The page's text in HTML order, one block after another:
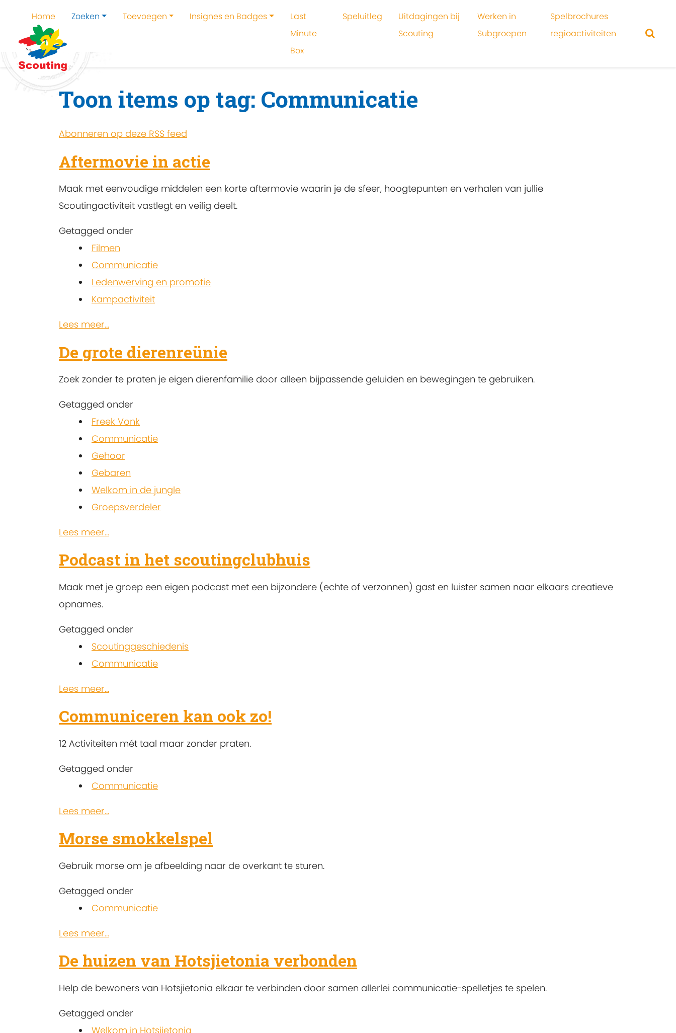
Home Zoeken Toevoegen Insignes en Badges
Last
Minute
Box
Speluitleg
Uitdagingen bij
Scouting
Werken in
Subgroepen
Spelbrochures
regioactiviteiten
Home Communicatie
Toon items op tag: Communicatie
Abonneren op deze RSS feed
Aftermovie in actie
Maak met eenvoudige middelen een korte aftermovie waarin je de sfeer, hoogtepunten en verhalen van jullie
Scoutingactiviteit vastlegt en veilig deelt.
Getagged onder
Filmen
Communicatie
Ledenwerving en promotie
Kampactiviteit
Lees meer...
De grote dierenreünie
Zoek zonder te praten je eigen dierenfamilie door alleen bijpassende geluiden en bewegingen te gebruiken.
Getagged onder
Freek Vonk
Communicatie
Gehoor
Gebaren
Welkom in de jungle
Groepsverdeler
Lees meer...
Podcast in het scoutingclubhuis
Maak met je groep een eigen podcast met een bijzondere (echte of verzonnen) gast en luister samen naar elkaars creatieve
opnames.
Getagged onder
Scoutinggeschiedenis
Communicatie
Lees meer...
Communiceren kan ook zo!
12 Activiteiten mét taal maar zonder praten.
Getagged onder
Communicatie
Lees meer...
Morse smokkelspel
Gebruik morse om je afbeelding naar de overkant te sturen.
Getagged onder
Communicatie
Lees meer...
De huizen van Hotsjietonia verbonden
Help de bewoners van Hotsjietonia elkaar te verbinden door samen allerlei communicatie-spelletjes te spelen.
Getagged onder
Welkom in Hotsjietonia